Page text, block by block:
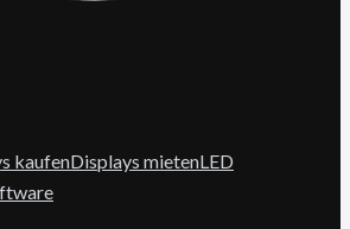
kaufenDisplays mietenLED